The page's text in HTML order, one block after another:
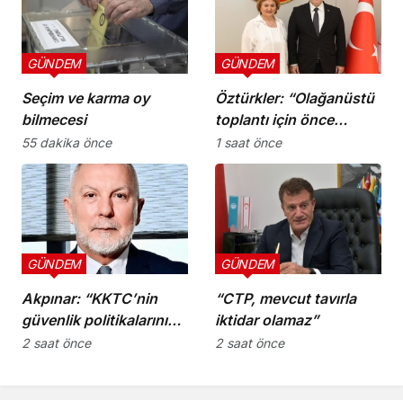
Seçim ve karma oy
bilmecesi
GÜNDEM
55 dakika önce
Öztürkler: “Olağanüstü
toplantı için önce
komiteler gerekli
kararları üretmeli”
GÜNDEM
1 saat önce
Akpınar: “KKTC’nin
güvenlik politikalarını
bütüncül bir yaklaşımla
GÜNDEM
2 saat önce
“CTP, mevcut tavırla
iktidar olamaz”
GÜNDEM
2 saat önce